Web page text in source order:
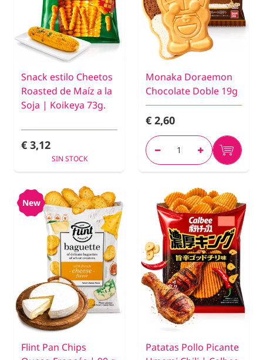
Snack estilo Cheetos
Roasted de Maíz a la
Soja | Koikeya 73g.
€ 3,12
SIN STOCK
Monaka Doraemon
Chocolate Doble 19g
€ 2,60
New
Flint Pan Chips
Patatas Pollo Picante